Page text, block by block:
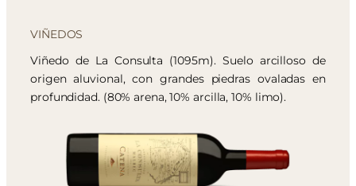
VIÑEDOS
Viñedo de La Consulta (1095m). Suelo arcilloso de
origen aluvional, con grandes piedras ovaladas en
profundidad. (80% arena, 10% arcilla, 10% limo).